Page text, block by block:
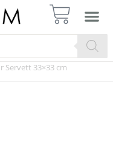
Servett 33×33 cm